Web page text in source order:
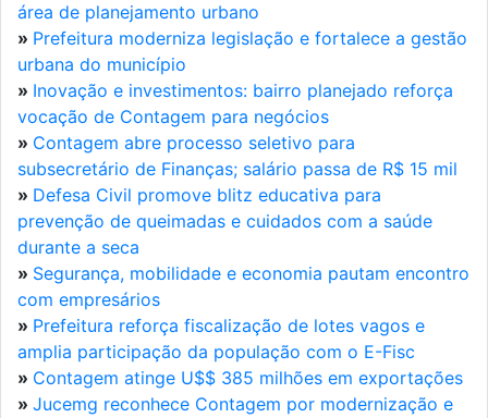
área de planejamento urbano
» Prefeitura moderniza legislação e fortalece a gestão
urbana do município
» Inovação e investimentos: bairro planejado reforça
vocação de Contagem para negócios
» Contagem abre processo seletivo para
subsecretário de Finanças; salário passa de R$ 15 mil
» Defesa Civil promove blitz educativa para
prevenção de queimadas e cuidados com a saúde
durante a seca
» Segurança, mobilidade e economia pautam encontro
com empresários
» Prefeitura reforça fiscalização de lotes vagos e
amplia participação da população com o E-Fisc
» Contagem atinge U$$ 385 milhões em exportações
» Jucemg reconhece Contagem por modernização e